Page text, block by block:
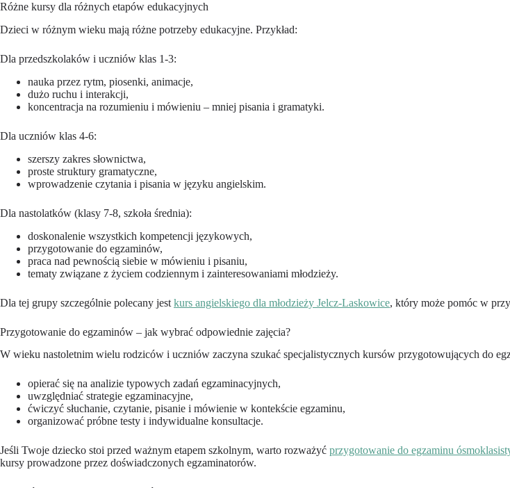
Różne kursy dla różnych etapów edukacyjnych
Dzieci w różnym wieku mają różne potrzeby edukacyjne. Przykład:
Dla przedszkolaków i uczniów klas 1-3:
nauka przez rytm, piosenki, animacje,
dużo ruchu i interakcji,
koncentracja na rozumieniu i mówieniu – mniej pisania i gramatyki.
Dla uczniów klas 4-6:
szerszy zakres słownictwa,
proste struktury gramatyczne,
wprowadzenie czytania i pisania w języku angielskim.
Dla nastolatków (klasy 7-8, szkoła średnia):
doskonalenie wszystkich kompetencji językowych,
przygotowanie do egzaminów,
praca nad pewnością siebie w mówieniu i pisaniu,
tematy związane z życiem codziennym i zainteresowaniami młodzieży.
Dla tej grupy szczególnie polecany jest kurs angielskiego dla młodzieży Jelcz-Laskowice, który może pomóc w
Przygotowanie do egzaminów – jak wybrać odpowiednie zajęcia?
W wieku nastoletnim wielu rodziców i uczniów zaczyna szukać specjalistycznych kursów przygotowujących do
opierać się na analizie typowych zadań egzaminacyjnych,
uwzględniać strategie egzaminacyjne,
ćwiczyć słuchanie, czytanie, pisanie i mówienie w kontekście egzaminu,
organizować próbne testy i indywidualne konsultacje.
Jeśli Twoje dziecko stoi przed ważnym etapem szkolnym, warto rozważyć przygotowanie do egzaminu
kursy prowadzone przez doświadczonych egzaminatorów.